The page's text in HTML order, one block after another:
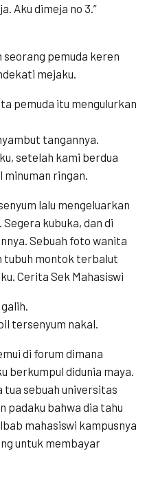
Aku dimeja no 3.”
pemuda keren
mejaku.
pemuda itu mengulurkan
tangannya.
setelah kami berdua
ringan.
lalu mengeluarkan
kubuka, dan di
Sebuah foto wanita
tubuh montok terbalut
Cerita Sek Mahasiswi
tersenyum nakal.
di forum dimana
berkumpul didunia maya.
tua sebuah universitas
padaku bahwa dia tahu
mahasiswi kampusnya
untuk membayar